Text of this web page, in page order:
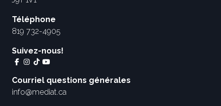
Téléphone
819 732-4905
Suivez-nous!
Courriel questions générales
info@mediat.ca